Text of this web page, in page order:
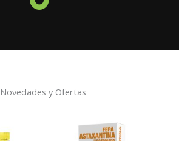
Novedades y Ofertas